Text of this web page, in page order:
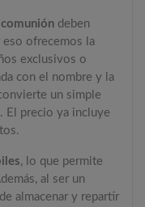
deben
eso ofrecemos la
exclusivos o
con el nombre y la
un simple
El precio ya incluye
, lo que permite
al ser un
almacenar y repartir